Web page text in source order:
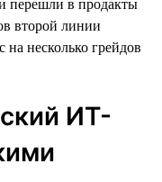
перешли в продакты
второй линии
несколько грейдов
ИТ-